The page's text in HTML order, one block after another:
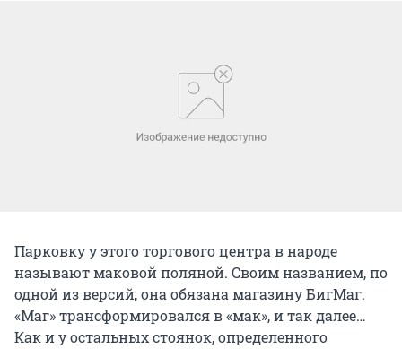
Парковку у этого торгового центра в народе
называют маковой поляной. Своим названием, по
одной из версий, она обязана магазину БигМаг.
«Маг» трансформировался в «мак», и так далее…
Как и у остальных стоянок, определенного